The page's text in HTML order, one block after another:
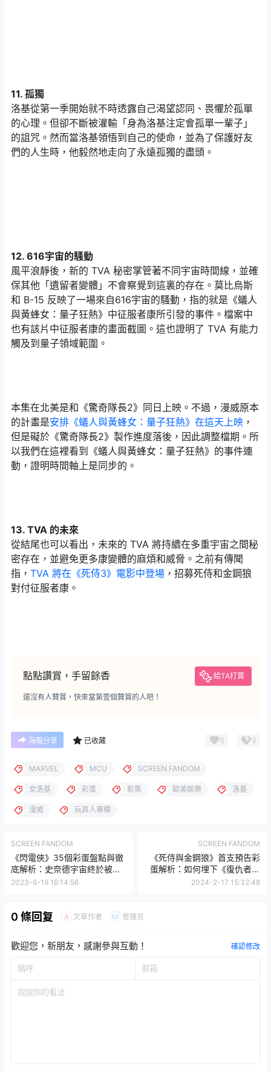
11. 孤獨
洛基從第一季開始就不時透露自己渴望認同、畏懼於孤單
的心理。但卻不斷被灌輸「身為洛基注定會孤單一輩子」
的詛咒。然而當洛基領悟到自己的使命，並為了保護好友
們的人生時，他毅然地走向了永遠孤獨的盡頭。
12. 616宇宙的騷動
風平浪靜後，新的 TVA 秘密掌管著不同宇宙時間線，並確
保其他「遺留者變體」不會察覺到這裏的存在。莫比烏斯
和 B-15 反映了一場來自616宇宙的騷動，指的就是《蟻人
與黃蜂女：量子狂熱》中征服者康所引發的事件。檔案中
也有該片中征服者康的畫面截圖。這也證明了 TVA 有能力
觸及到量子領域範圍。
本集在北美是和《驚奇隊長2》同日上映。不過，漫威原本
的計畫是安排《蟻人與黃蜂女：量子狂熱》在這天上映 ，
但是礙於《驚奇隊長2》製作進度落後，因此調整檔期。所
以我們在這裡看到《蟻人與黃蜂女：量子狂熱》的事件連
動，證明時間軸上是同步的。
13. TVA 的未來
從結尾也可以看出，未來的 TVA 將持續在多重宇宙之間秘
密存在，並避免更多康變體的麻煩和威脅。之前有傳聞
指， TVA 將在《死侍3》電影中登場 ，招募死侍和金鋼狼
對付征服者康。
點點讚賞，手留餘香 給TA打賞
還沒有人贊賞，快來當第壹個贊賞的人吧！
海報分享 已收藏 0 0
MARVEL MCU SCREEN FANDOM
女洛基 彩蛋 影集 歐美娛樂 洛基
漫威 玩具人專欄
SCREEN FANDOM
《閃電俠》35個彩蛋盤點與徹
底解析：史奈德宇宙終於被承
認！？
2023-6-19 16:14:56
SCREEN FANDOM
《死侍與金鋼狼》首支預告彩
蛋解析：如何埋下《復仇者聯
盟 6》伏筆？那是末日博士和
2024-2-17 15:32:48
0 條回复 A 文章作者 M 管理员
歡迎您，新朋友，感謝參與互動！ 確認修改